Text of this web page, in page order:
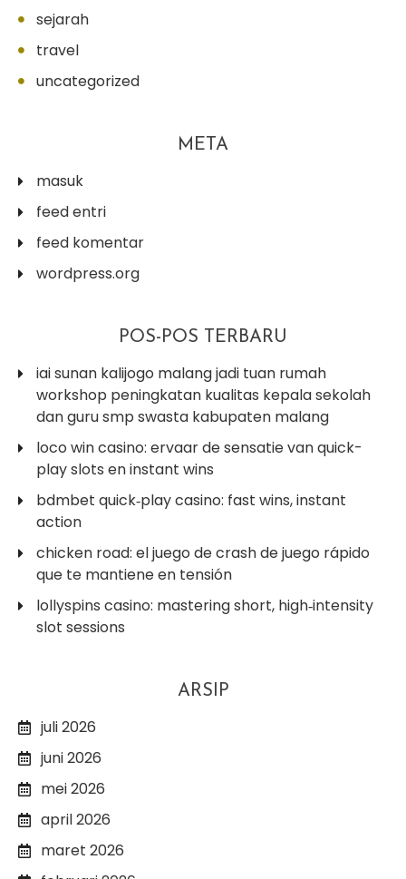
sejarah
travel
uncategorized
META
masuk
feed entri
feed komentar
wordpress.org
POS-POS TERBARU
iai sunan kalijogo malang jadi tuan rumah
workshop peningkatan kualitas kepala sekolah
dan guru smp swasta kabupaten malang
loco win casino: ervaar de sensatie van quick-
play slots en instant wins
bdmbet quick‑play casino: fast wins, instant
action
chicken road: el juego de crash de juego rápido
que te mantiene en tensión
lollyspins casino: mastering short, high‑intensity
slot sessions
ARSIP
juli 2026
juni 2026
mei 2026
april 2026
maret 2026